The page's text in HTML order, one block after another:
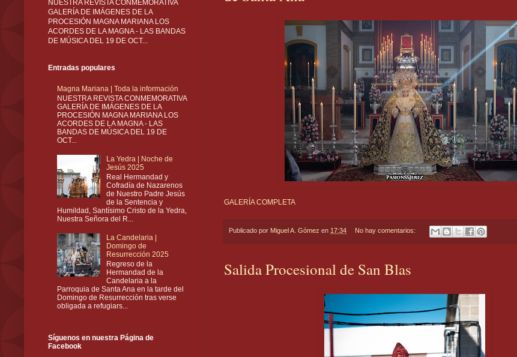
GALERÍA COMPLETA
Publicado por Miguel A. Gómez en 17:34 No hay comentarios:
Salida Procesional de San Blas
NUESTRA REVISTA CONMEMORATIVA
GALERÍA DE IMÁGENES DE LA
PROCESIÓN MAGNA MARIANA LOS
ACORDES DE LA MAGNA - LAS BANDAS
DE MÚSICA DEL 19 DE OCT...
Entradas populares
Magna Mariana | Toda la información
NUESTRA REVISTA CONMEMORATIVA
GALERÍA DE IMÁGENES DE LA
PROCESIÓN MAGNA MARIANA LOS
ACORDES DE LA MAGNA - LAS
BANDAS DE MÚSICA DEL 19 DE
OCT...
La Yedra | Noche de
Jesús 2025
Real Hermandad y
Cofradía de Nazarenos
de Nuestro Padre Jesús
de la Sentencia y
Humildad, Santísimo Cristo de la Yedra,
Nuestra Señora del R...
La Candelaria |
Domingo de
Resurrección 2025
Regreso de la
Hermandad de la
Candelaria a la
Parroquia de Santa Ana en la tarde del
Domingo de Resurrección tras verse
obligada a refugiars...
Síguenos en nuestra Página de
Facebook